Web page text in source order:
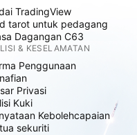
TradingView
tarot untuk pedagang
Dagangan C63
& KESELAMATAN
Penggunaan
Privasi
Kuki
Kebolehcapaian
sekuriti